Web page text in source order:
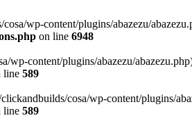
wp-content/plugins/abazezu/
on line 6948
content/plugins/abazezu/
line 589
cosa/wp-content/plugins/
line 589